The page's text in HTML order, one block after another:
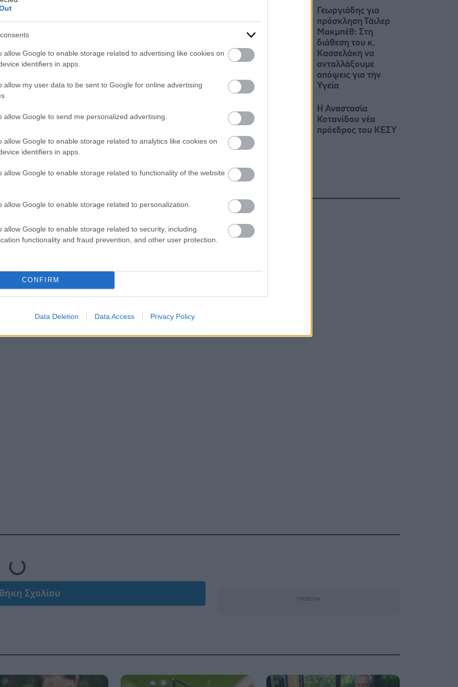
allow Google to enable storage related to advertising like cookies on
identifiers in apps.
allow my user data to be sent to Google for online advertising
allow Google to send me personalized advertising.
allow Google to enable storage related to analytics like cookies on
identifiers in apps.
allow Google to enable storage related to functionality of the website
allow Google to enable storage related to personalization.
allow Google to enable storage related to security, including
functionality and fraud prevention, and other user protection.
CONFIRM
Data Deletion Data Access Privacy Policy
Γεωργιάδης για
πρόσκληση Τάιλερ
Μακμπέθ: Στη
διάθεση του κ.
Κασσελάκη να
ανταλλάξουμε
απόψεις για την
Υγεία
Η Αναστασία
Κοτανίδου νέα
πρόεδρος του ΚΕΣΥ
Loading...
Σχολίου